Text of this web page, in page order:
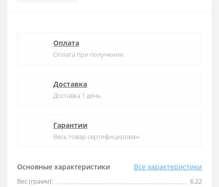
Основные характеристики Все характеристики
Вес (грамм):
6.22
Оплата
Оплата при получении
Доставка
Доставка 1 день
Гарантии
Весь товар сертифицирован